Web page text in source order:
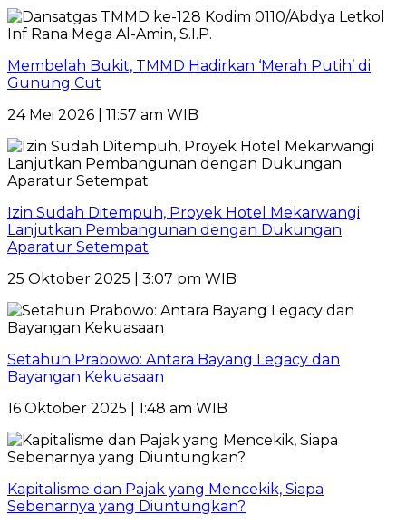
Membelah Bukit, TMMD Hadirkan ‘Merah Putih’ di
Gunung Cut
24 Mei 2026 | 11:57 am WIB
Izin Sudah Ditempuh, Proyek Hotel Mekarwangi
Lanjutkan Pembangunan dengan Dukungan
Aparatur Setempat
25 Oktober 2025 | 3:07 pm WIB
Setahun Prabowo: Antara Bayang Legacy dan
Bayangan Kekuasaan
16 Oktober 2025 | 1:48 am WIB
Kapitalisme dan Pajak yang Mencekik, Siapa
Sebenarnya yang Diuntungkan?